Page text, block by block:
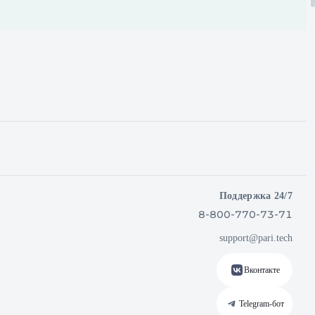
Поддержка 24/7
8-800-770-73-71
support@pari.tech
Вконтакте
Telegram‑бот